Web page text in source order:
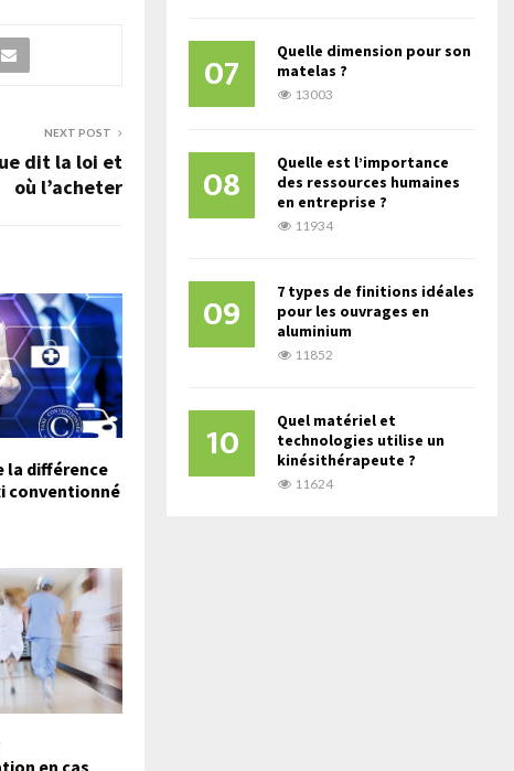
NEXT POST
dit la loi et
où l’acheter
la différence
conventionné
07
Quelle dimension pour son
matelas ?
13003
08
Quelle est l’importance
des ressources humaines
en entreprise ?
11934
09
7 types de finitions idéales
pour les ouvrages en
aluminium
11852
10
Quel matériel et
technologies utilise un
kinésithérapeute ?
11624